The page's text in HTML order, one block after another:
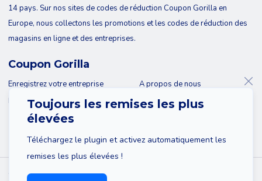
Toujours les remises les plus
élevées
Téléchargez le plugin et activez automatiquement les
remises les plus élevées !
14 pays. Sur nos sites de codes de réduction Coupon Gorilla en
Europe, nous collectons les promotions et les codes de réduction des
magasins en ligne et des entreprises.
Coupon Gorilla
Enregistrez votre entreprise
Blog
A propos de nous
Contact
© 2026 Coupon Gorilla